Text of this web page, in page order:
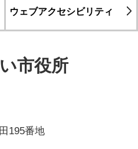
ウェブアクセシビリティ
市役所
195番地